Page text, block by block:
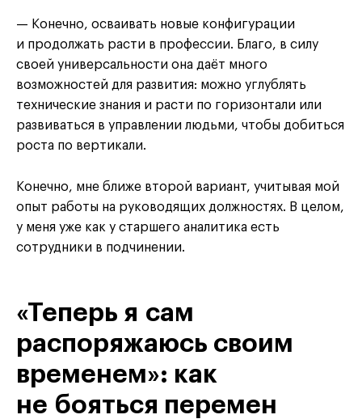
— Конечно, осваивать новые конфигурации
и продолжать расти в профессии. Благо, в силу
своей универсальности она даёт много
возможностей для развития: можно углублять
технические знания и расти по горизонтали или
развиваться в управлении людьми, чтобы добиться
роста по вертикали.
Конечно, мне ближе второй вариант, учитывая мой
опыт работы на руководящих должностях. В целом,
у меня уже как у старшего аналитика есть
сотрудники в подчинении.
«Теперь я сам
распоряжаюсь своим
временем»: как
не бояться перемен